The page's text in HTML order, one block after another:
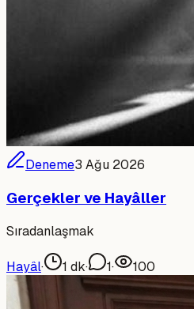
Deneme3 Ağu 2026
Gerçekler ve Hayâller
Sıradanlaşmak
Hayâl· 1 dk· 1· 100